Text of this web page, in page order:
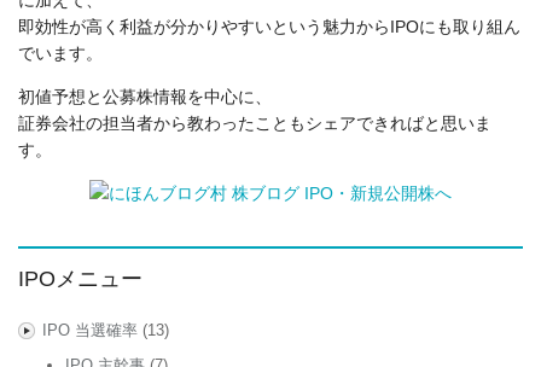
即効性が高く利益が分かりやすいという魅力からIPOにも取り組ん
でいます。
初値予想と公募株情報を中心に、
証券会社の担当者から教わったこともシェアできればと思いま
す。
IPOメニュー
IPO 当選確率(13)